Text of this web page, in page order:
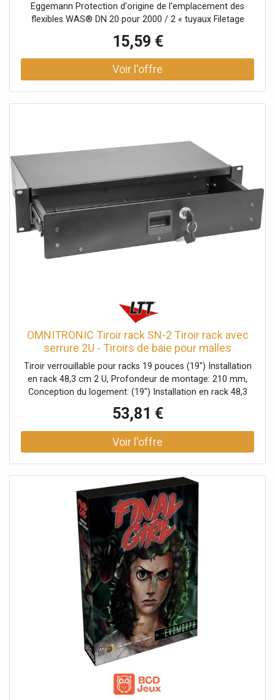
Eggemann Protection d'origine de l'emplacement des
flexibles WAS® DN 20 pour 2000 / 2 « tuyaux Filetage
GROHE StarLight®
15,59 €
OMNITRONIC Tiroir rack SN-2 Tiroir rack avec
serrure 2U - Tiroirs de baie pour malles
Tiroir verrouillable pour racks 19 pouces (19") Installation
en rack 48,3 cm 2 U, Profondeur de montage: 210 mm,
Conception du logement: (19") Installation en rack 48,3
cm 2 U, Dimensions: Largeur: 48,2 cmProfondeur: 21,5
cmHauteur: 9 cm, Poids: 3,50 kg
53,81 €